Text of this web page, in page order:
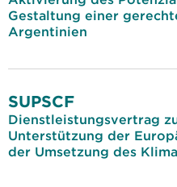
Gestaltung einer
Argentinien
SUPSCF
Dienstleistungsvertrag
Unterstützung der
der Umsetzung des